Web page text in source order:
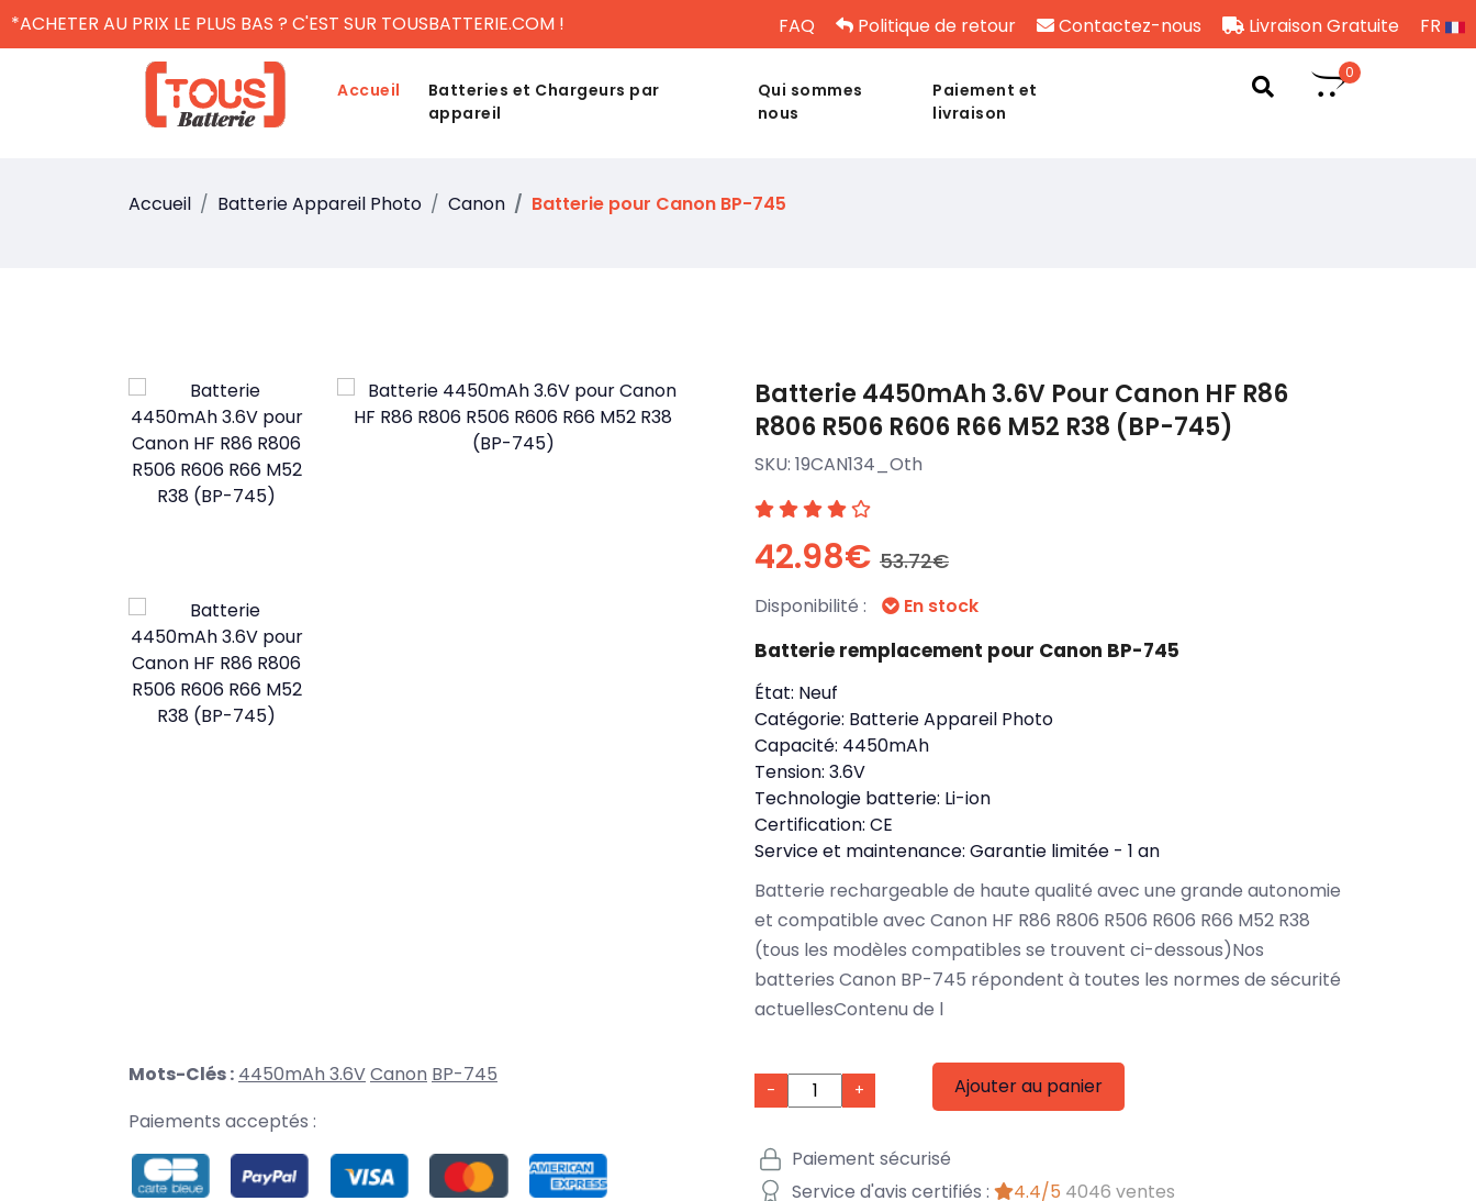
*ACHETER AU PRIX LE PLUS BAS ? C'EST SUR TOUSBATTERIE.COM ! FAQ Politique de retour Contactez-nous Livraison Gratuite FR
Accueil
Batteries et Chargeurs par
appareil
Qui sommes
nous
Paiement et
livraison
0
Accueil Batterie Appareil Photo Canon Batterie pour Canon BP-745
Mots-Clés : 4450mAh 3.6VCanon BP-745
Paiements acceptés :
Batterie 4450mAh 3.6V Pour Canon HF R86
R806 R506 R606 R66 M52 R38 (BP-745)
SKU: 19CAN134_Oth
42.98€ 53.72€
Disponibilité : En stock
Batterie remplacement pour Canon BP-745
État: Neuf
Catégorie: Batterie Appareil Photo
Capacité: 4450mAh
Tension: 3.6V
Technologie batterie: Li-ion
Certification: CE
Service et maintenance: Garantie limitée - 1 an
Batterie rechargeable de haute qualité avec une grande autonomie
et compatible avec Canon HF R86 R806 R506 R606 R66 M52 R38
(tous les modèles compatibles se trouvent ci-dessous)Nos
batteries Canon BP-745 répondent à toutes les normes de sécurité
actuellesContenu de l
- + Ajouter au panier
Paiement sécurisé
Service d'avis certifiés :
4.4/5 4046 ventes